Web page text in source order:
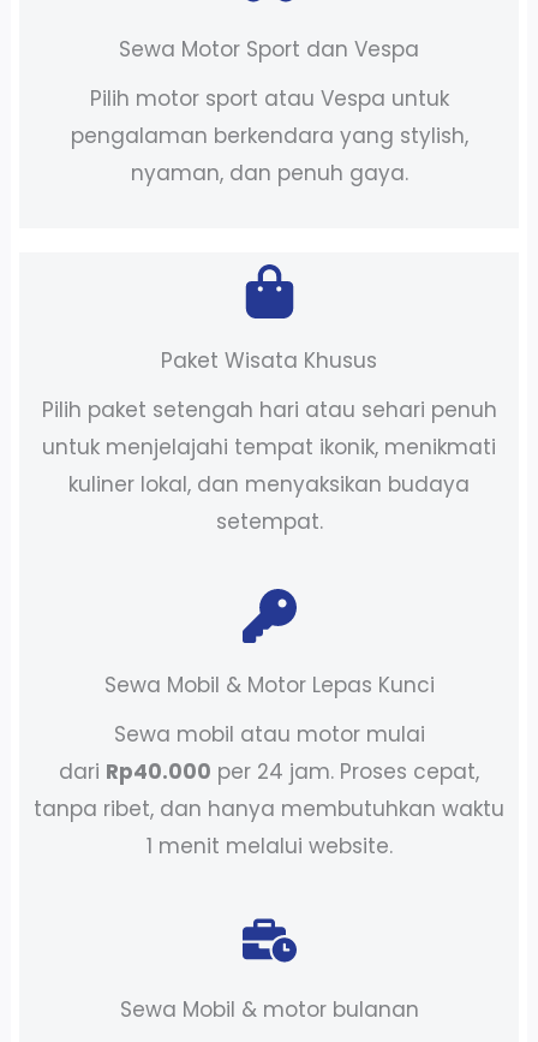
Sewa Motor Sport dan Vespa
Pilih motor sport atau Vespa untuk
pengalaman berkendara yang stylish,
nyaman, dan penuh gaya.
Paket Wisata Khusus
Pilih paket setengah hari atau sehari penuh
untuk menjelajahi tempat ikonik, menikmati
kuliner lokal, dan menyaksikan budaya
setempat.
Sewa Mobil & Motor Lepas Kunci
Sewa mobil atau motor mulai
dari Rp40.000 per 24 jam. Proses cepat,
tanpa ribet, dan hanya membutuhkan waktu
1 menit melalui website.
Sewa Mobil & motor bulanan